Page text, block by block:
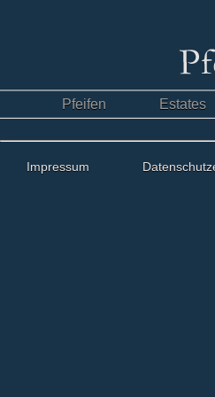
Pfeifen Estates
Impressum